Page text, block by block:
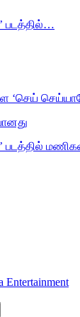
படத்தில்…
‘செய்
படத்தில்
Entertainment